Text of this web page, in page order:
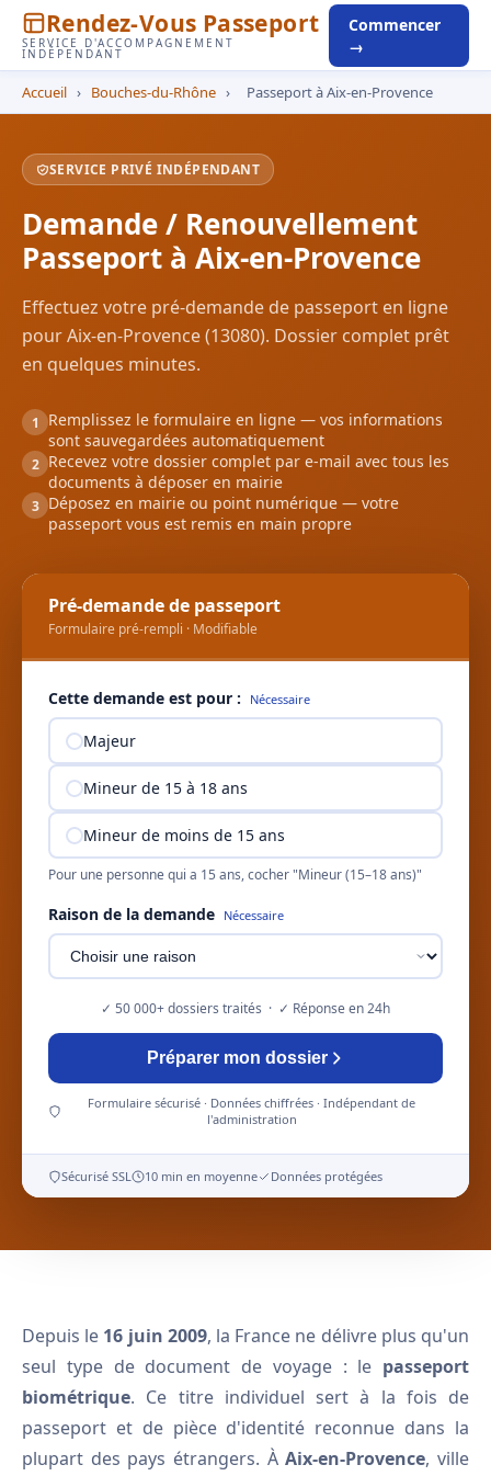
Rendez-Vous Passeport
SERVICE D'ACCOMPAGNEMENT
INDÉPENDANT
Commencer
→
Accueil › Bouches-du-Rhône › Passeport à Aix-en-Provence
SERVICE PRIVÉ INDÉPENDANT
Demande / Renouvellement
Passeport à Aix-en-Provence
Effectuez votre pré-demande de passeport en ligne
pour Aix-en-Provence (13080). Dossier complet prêt
en quelques minutes.
1
Remplissez le formulaire en ligne — vos informations
sont sauvegardées automatiquement
2 Recevez votre dossier complet par e-mail avec tous les
documents à déposer en mairie
3 Déposez en mairie ou point numérique — votre
passeport vous est remis en main propre
Pré-demande de passeport
Formulaire pré-rempli · Modifiable
Cette demande est pour : Nécessaire
Majeur
Mineur de 15 à 18 ans
Mineur de moins de 15 ans
Pour une personne qui a 15 ans, cocher "Mineur (15–18 ans)"
Raison de la demande Nécessaire
✓ 50 000+ dossiers traités · ✓ Réponse en 24h
Préparer mon dossier
Formulaire sécurisé · Données chiffrées · Indépendant de
l'administration
Sécurisé SSL 10 min en moyenne Données protégées
Depuis le 16 juin 2009, la France ne délivre plus qu'un
seul type de document de voyage : le passeport
biométrique. Ce titre individuel sert à la fois de
passeport et de pièce d'identité reconnue dans la
plupart des pays étrangers. ÀAix-en-Provence, ville